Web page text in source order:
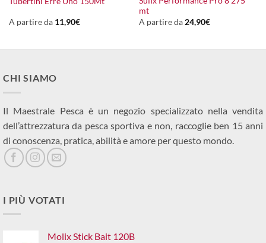
A partire da 11,90€
mt
A partire da 24,90€
CHI SIAMO
Il Maestrale Pesca è un negozio specializzato nella vendita
dell’attrezzatura da pesca sportiva e non, raccoglie ben 15 anni
di conoscenza, pratica, abilità e amore per questo mondo.
I PIÙ VOTATI
Molix Stick Bait 120B